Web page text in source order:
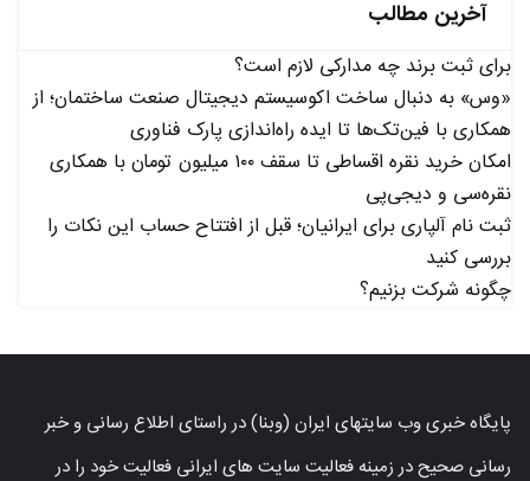
آخرین مطالب
برای ثبت برند چه مدارکی لازم است؟
«وس» به دنبال ساخت اکوسیستم دیجیتال صنعت ساختمان؛ از
همکاری با فین‌تک‌ها تا ایده راه‌اندازی پارک فناوری
امکان خرید نقره اقساطی تا سقف ۱۰۰ میلیون تومان با همکاری
نقره‌سی و دیجی‌پی
ثبت نام آلپاری برای ایرانیان؛ قبل از افتتاح حساب این نکات را
بررسی کنید
چگونه شرکت بزنیم؟
پایگاه خبری وب سایتهای ایران (وبنا) در راستای اطلاع رسانی و خبر
رسانی صحیح در زمینه فعالیت سایت های ایرانی فعالیت خود را در